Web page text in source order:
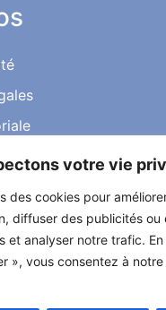
votre vie
des cookies pour
diffuser des publicités ou
et analyser notre trafic.
», vous consentez à